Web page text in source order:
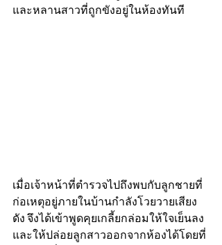
และหลานสาวที่ถูกขังอยู่ในห้องทันที
เมื่อเจ้าหน้าที่ตำรวจไปถึงพบกับลูกชายที่
ก่อเหตุอยู่ภายในบ้านกำลังโวยวายเสียง
ดัง จึงได้เข้าพูดคุยเกลี้ยกล่อมให้ใจเย็นลง
และให้ปล่อยลูกสาวออกจากห้องได้โดยที่